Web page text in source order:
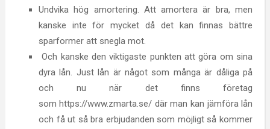
Undvika hög amortering. Att amortera är bra, men
kanske inte för mycket då det kan finnas bättre
sparformer att snegla mot.
Och kanske den viktigaste punkten att göra om sina
dyra lån. Just lån är något som många är dåliga på
och nu när det finns företag
som https://www.zmarta.se/ där man kan jämföra lån
och få ut så bra erbjudanden som möjligt så kommer